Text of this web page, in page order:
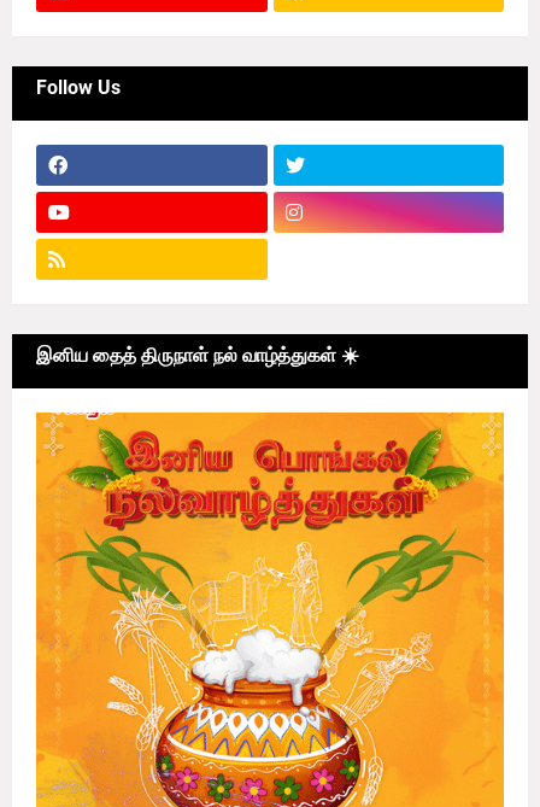
Follow Us
இனிய தைத் திருநாள் நல் வாழ்த்துகள் ☀️